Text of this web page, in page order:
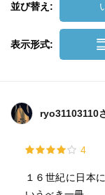
並び替え:
表示形式:
ryo31103110
4
１６世紀に日本